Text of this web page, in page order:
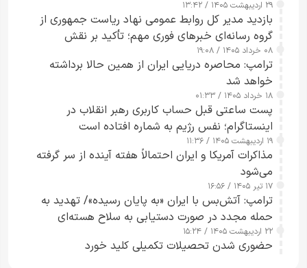
۲۹ اردیبهشت ۱۴۰۵ / ۱۳:۴۲
بازدید مدیر کل روابط عمومی نهاد ریاست جمهوری از
گروه رسانه‌ای خبرهای فوری مهم؛ تأکید بر نقش
رسانه‌های هوشمند و مسئول در ارتقای آگاهی عمومی
۰۸ خرداد ۱۴۰۵ / ۱۹:۰۸
ترامپ: محاصره دریایی ایران از همین حالا برداشته
خواهد شد
۱۸ خرداد ۱۴۰۵ / ۰۱:۳۳
پست ساعتی قبل حساب کاربری رهبر انقلاب در
اینستاگرام؛ نفس رژیم به شماره افتاده است​
۱۹ اردیبهشت ۱۴۰۵ / ۱۱:۳۶
مذاکرات آمریکا و ایران احتمالاً هفته آینده از سر گرفته
می‌شود
۱۷ تیر ۱۴۰۵ / ۱۶:۵۶
ترامپ: آتش‌بس با ایران «به پایان رسیده»/ تهدید به
حمله مجدد در صورت دستیابی به سلاح هسته‌ای
۲۲ اردیبهشت ۱۴۰۵ / ۱۵:۲۴
حضوری شدن تحصیلات تکمیلی کلید خورد